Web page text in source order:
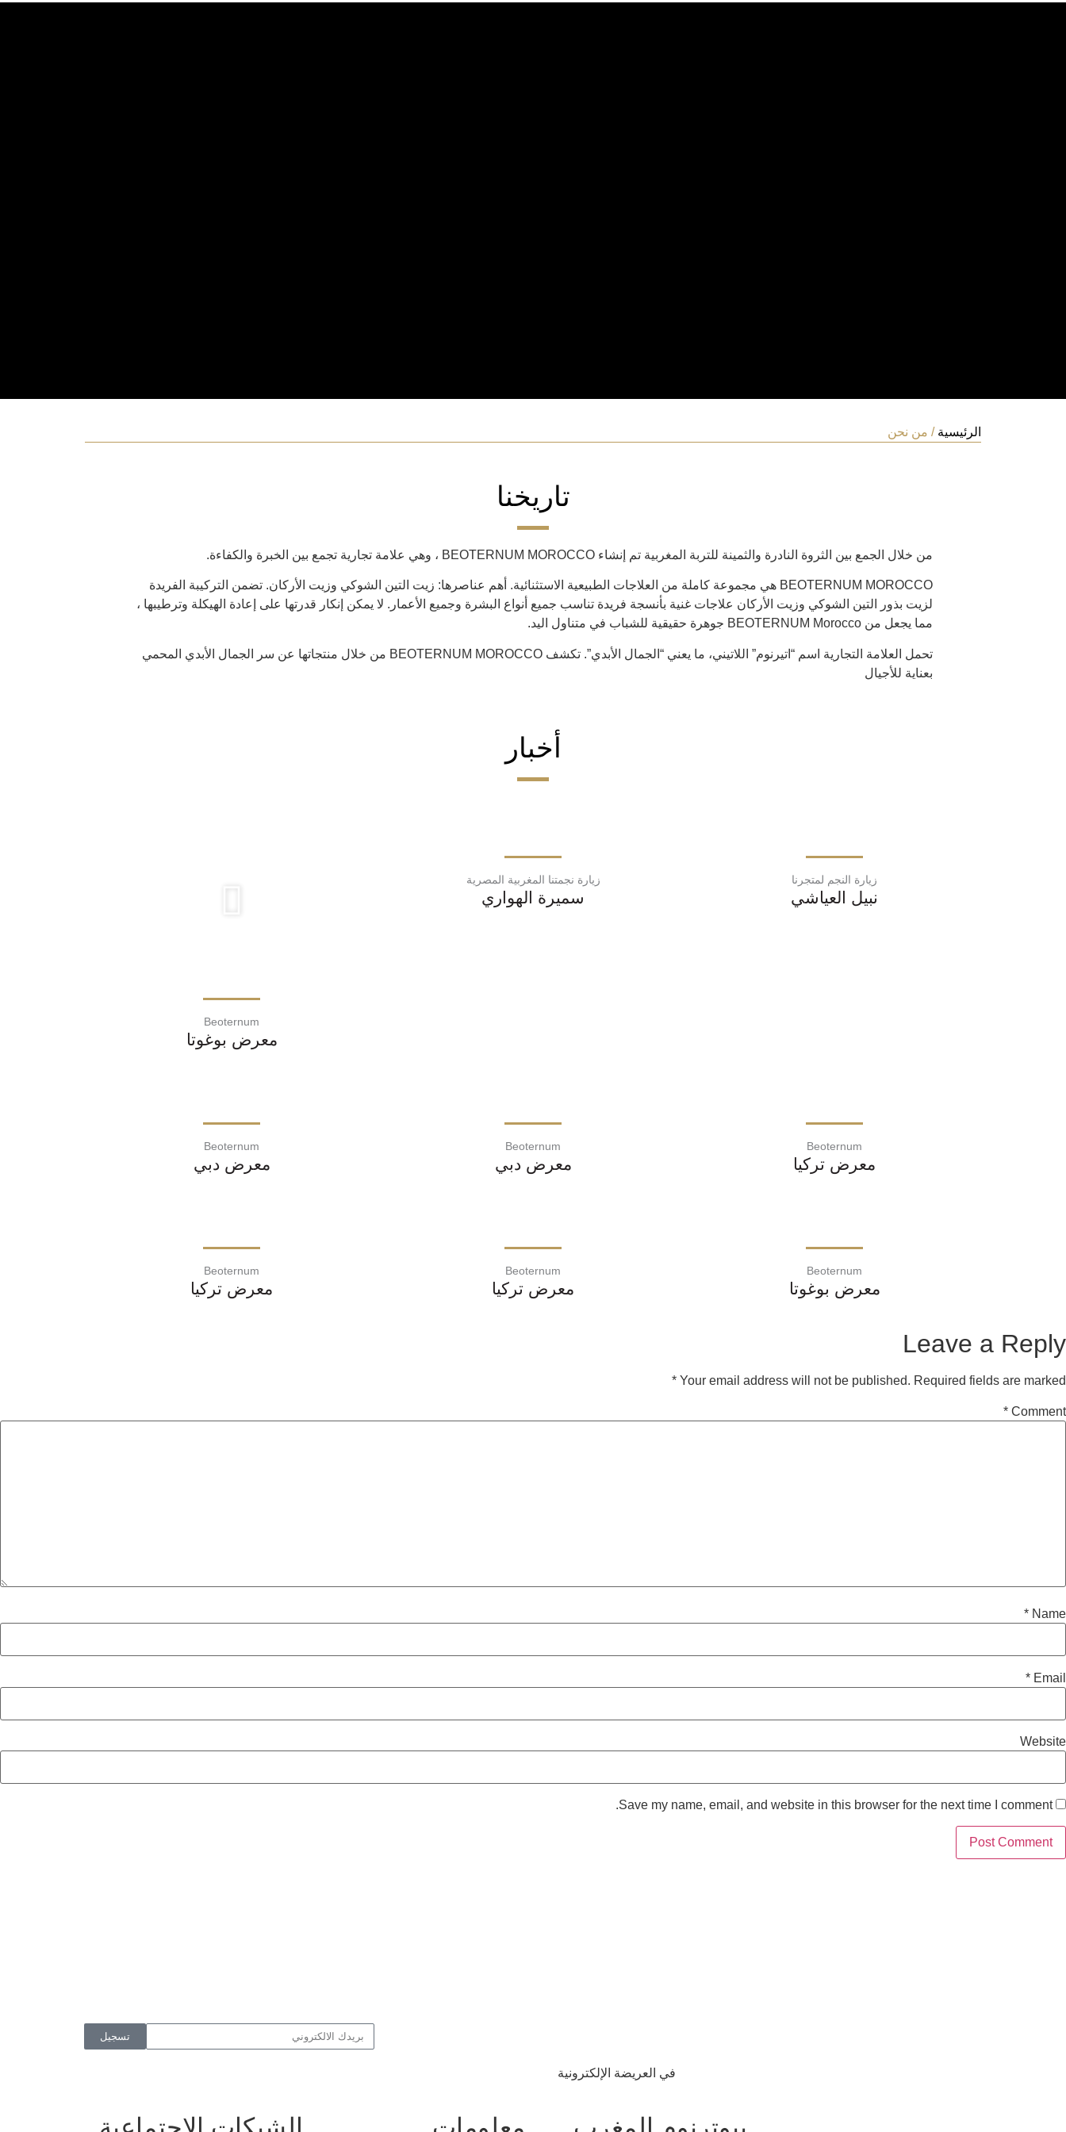
الرئيسية / من نحن
تاريخنا
من خلال الجمع بين الثروة النادرة والثمينة للتربة المغربية تم إنشاء BEOTERNUM MOROCCO ، وهي علامة تجارية تجمع بين الخبرة والكفاءة.
BEOTERNUM MOROCCO هي مجموعة كاملة من العلاجات الطبيعية الاستثنائية. أهم عناصرها: زيت التين الشوكي وزيت الأركان. تضمن التركيبة الفريدة
لزيت بذور التين الشوكي وزيت الأركان علاجات غنية بأنسجة فريدة تناسب جميع أنواع البشرة وجميع الأعمار. لا يمكن إنكار قدرتها على إعادة الهيكلة وترطيبها ،
مما يجعل من BEOTERNUM Morocco جوهرة حقيقية للشباب في متناول اليد.
تحمل العلامة التجارية اسم “اتيرنوم” اللاتيني، ما يعني “الجمال الأبدي”. تكشف BEOTERNUM MOROCCO من خلال منتجاتها عن سر الجمال الأبدي المحمي
بعناية للأجيال
أخبار
زيارة النجم لمتجرنا
نبيل العياشي
زيارة نجمتنا المغربية المصرية
سميرة الهواري
Beoternum
معرض بوغوتا
Beoternum
معرض تركيا
Beoternum
معرض دبي
Beoternum
معرض دبي
Beoternum
معرض بوغوتا
Beoternum
معرض تركيا
Beoternum
معرض تركيا
Leave a Reply
Your email address will not be published. Required fields are marked
*
Comment
*
Name
*
Email
*
Website
Save my name, email, and website in this browser for the next time I comment.
في العريضة الإلكترونية
تسجيل